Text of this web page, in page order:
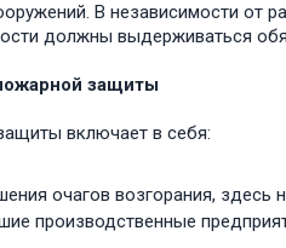
В независимости от
должны выдерживаться
защиты
включает в себя:
очагов возгорания,
производственные